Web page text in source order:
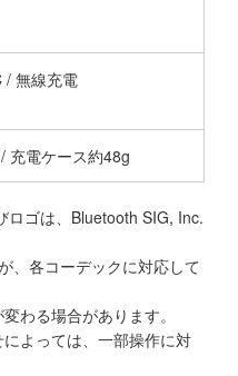
/ 無線充電
充電ケース約48g
ゴは、Bluetooth SIG, Inc.
、各コーデックに対応して
わる場合があります。
よっては、一部操作に対